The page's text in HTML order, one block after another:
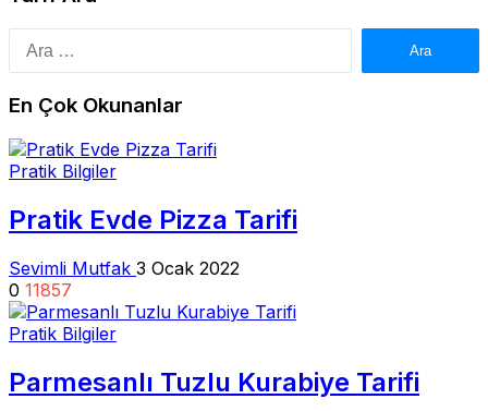
Arama:
En Çok Okunanlar
Pratik Bilgiler
Pratik Evde Pizza Tarifi
Sevimli Mutfak 3 Ocak 2022
0 11857
Pratik Bilgiler
Parmesanlı Tuzlu Kurabiye Tarifi